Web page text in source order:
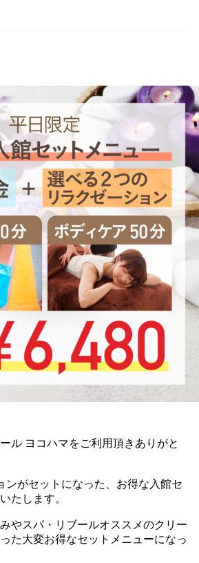
ル ヨコハマをご利用頂きありがと
ンがセットになった、お得な入館セ
たします。
やスパ・リブールオススメのクリー
た大変お得なセットメニューになっ